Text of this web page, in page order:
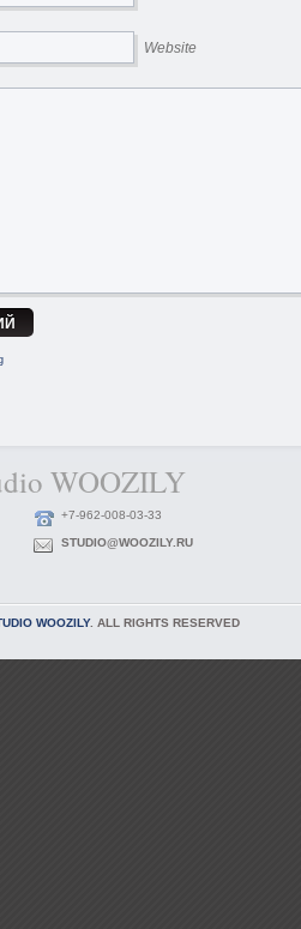
Website
WOOZILY
+7-962-008-03-33
STUDIO@WOOZILY.RU
WOOZILY. ALL RIGHTS RESERVED